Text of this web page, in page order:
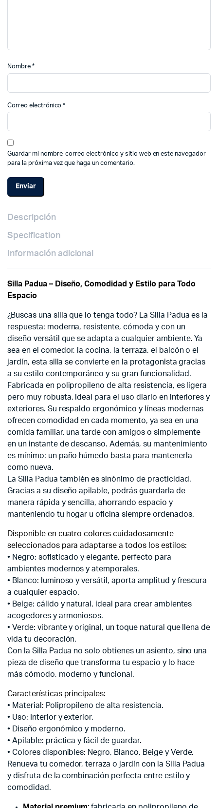
Nombre *
Correo electrónico*
Guardar mi nombre, correo electrónico y sitio web en este navegador
para la próxima vez que haga un comentario.
Descripción
Specification
Información adicional
Silla Padua – Diseño, Comodidad y Estilo para Todo
Espacio
¿Buscas una silla que lo tenga todo? La Silla Padua es la
respuesta: moderna, resistente, cómoda y con un
diseño versátil que se adapta a cualquier ambiente. Ya
sea en el comedor, la cocina, la terraza, el balcón o el
jardín, esta silla se convierte en la protagonista gracias
a su estilo contemporáneo y su gran funcionalidad.
Fabricada en polipropileno de alta resistencia, es ligera
pero muy robusta, ideal para el uso diario en interiores y
exteriores. Su respaldo ergonómico y líneas modernas
ofrecen comodidad en cada momento, ya sea en una
comida familiar, una tarde con amigos o simplemente
en un instante de descanso. Además, su mantenimiento
es mínimo: un paño húmedo basta para mantenerla
como nueva.
La Silla Padua también es sinónimo de practicidad.
Gracias a su diseño apilable, podrás guardarla de
manera rápida y sencilla, ahorrando espacio y
manteniendo tu hogar u oficina siempre ordenados.
Disponible en cuatro colores cuidadosamente
seleccionados para adaptarse a todos los estilos:
• Negro: sofisticado y elegante, perfecto para
ambientes modernos y atemporales.
• Blanco: luminoso y versátil, aporta amplitud y frescura
a cualquier espacio.
• Beige: cálido y natural, ideal para crear ambientes
acogedores y armoniosos.
• Verde: vibrante y original, un toque natural que llena de
vida tu decoración.
Con la Silla Padua no solo obtienes un asiento, sino una
pieza de diseño que transforma tu espacio y lo hace
más cómodo, moderno y funcional.
Características principales:
• Material: Polipropileno de alta resistencia.
• Uso: Interior y exterior.
• Diseño ergonómico y moderno.
• Apilable: práctica y fácil de guardar.
• Colores disponibles: Negro, Blanco, Beige y Verde.
Renueva tu comedor, terraza o jardín con la Silla Padua
y disfruta de la combinación perfecta entre estilo y
comodidad.